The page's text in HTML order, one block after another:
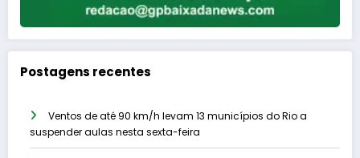
Postagens recentes
Ventos de até 90 km/h levam 13 municípios do Rio a
suspender aulas nesta sexta-feira